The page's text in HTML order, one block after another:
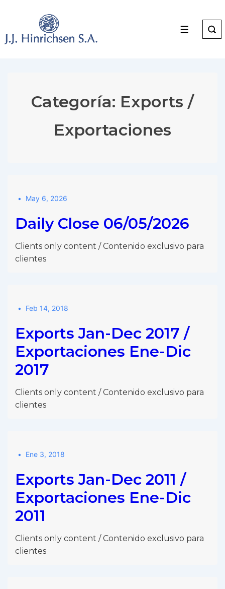
Main
Menu
Categoría: Exports /
Exportaciones
May 6, 2026
Daily Close 06/05/2026
Clients only content / Contenido exclusivo para
clientes
Feb 14, 2018
Exports Jan-Dec 2017 /
Exportaciones Ene-Dic
2017
Clients only content / Contenido exclusivo para
clientes
Ene 3, 2018
Exports Jan-Dec 2011 /
Exportaciones Ene-Dic
2011
Clients only content / Contenido exclusivo para
clientes